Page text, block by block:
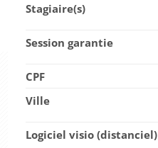
Stagiaire(s)
Session garantie
CPF
Ville
Logiciel visio (distanciel)